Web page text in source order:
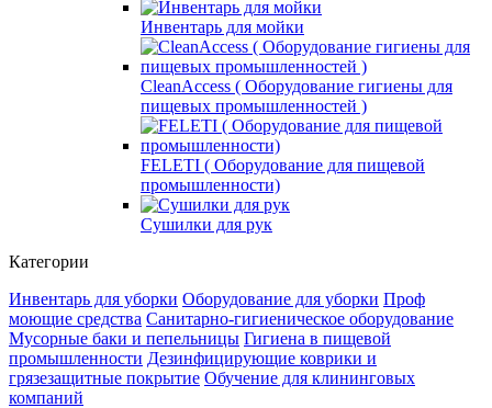
Инвентарь для мойки
СleanAccess ( Оборудование гигиены для
пищевых промышленностей )
FELETI ( Оборудование для пищевой
промышленности)
Сушилки для рук
Категории
Инвентарь для уборки Оборудование для уборки Проф
моющие средства Санитарно-гигиеническое оборудование
Мусорные баки и пепельницы Гигиена в пищевой
промышленности Дезинфицирующие коврики и
грязезащитные покрытие Обучение для клининговых
компаний